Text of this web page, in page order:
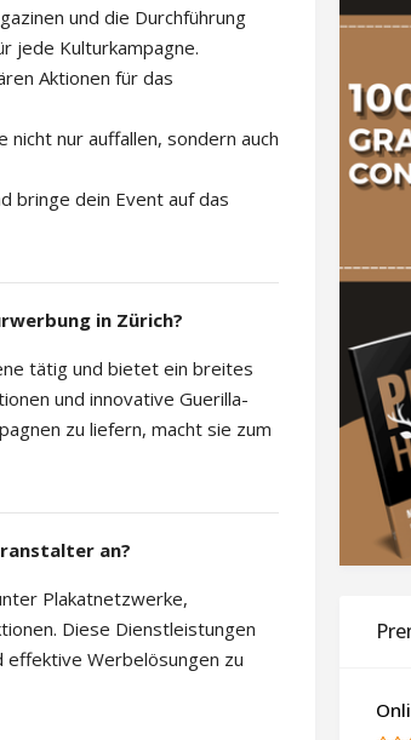
und die Durchführung
jede Kulturkampagne.
Aktionen für das
nur auffallen, sondern auch
bringe dein Event auf das
in Zürich?
tätig und bietet ein breites
und innovative Guerilla-
zu liefern, macht sie zum
an?
Plakatnetzwerke,
Diese Dienstleistungen
Werbelösungen zu